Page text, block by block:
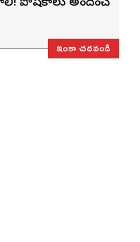
పోషకాలు అందించే
ఇంకా చదవండి